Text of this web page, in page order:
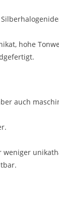
hohe
auch
weniger